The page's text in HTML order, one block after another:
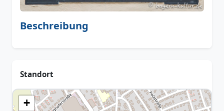
Beschreibung
Standort
+